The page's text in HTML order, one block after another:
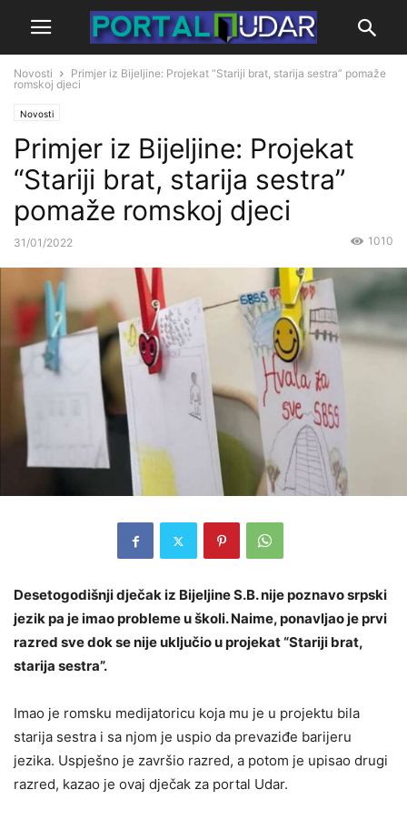
Novosti
Primjer iz Bijeljine: Projekat “Stariji brat, starija sestra” pomaže
romskoj djeci
Novosti
Primjer iz Bijeljine: Projekat
“Stariji brat, starija sestra”
pomaže romskoj djeci
31/01/2022 1010
Desetogodišnji dječak iz Bijeljine S.B. nije poznavo srpski
jezik pa je imao probleme u školi. Naime, ponavljao je prvi
razred sve dok se nije uključio u projekat “Stariji brat,
starija sestra”.
Imao je romsku medijatoricu koja mu je u projektu bila
starija sestra i sa njom je uspio da prevaziđe barijeru
jezika. Uspješno je završio razred, a potom je upisao drugi
razred, kazao je ovaj dječak za portal Udar.